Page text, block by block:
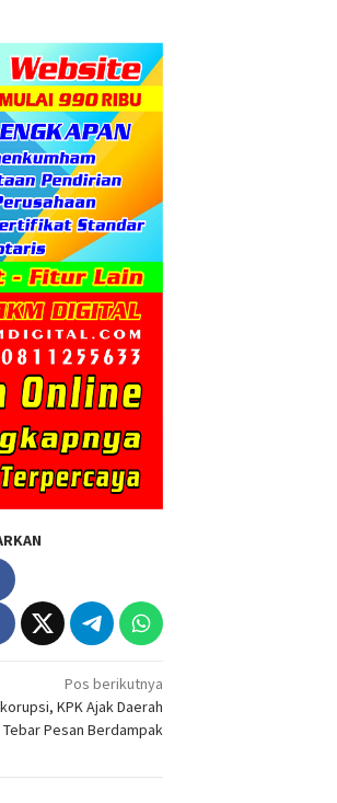
Pos berikutnya
KPK Ajak Daerah
Pesan Berdampak